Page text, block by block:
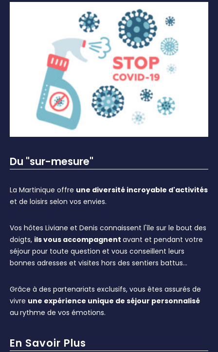
Du "sur-mesure"
La Martinique offre une diversité incroyable d'activités
et de loisirs selon vos envies.
Vos hôtes Liviane et Denis connaissent l'île sur le bout des
doigts, ils vous accompagnent avant et pendant votre
séjour pour toute question et vous conseillent leurs
bonnes adresses et visites hors des sentiers battus…
Grâce à des partenariats exclusifs, vous êtes assurés de
vivre une expérience unique de séjour personnalisé
au rythme de vos émotions.
En Savoir Plus